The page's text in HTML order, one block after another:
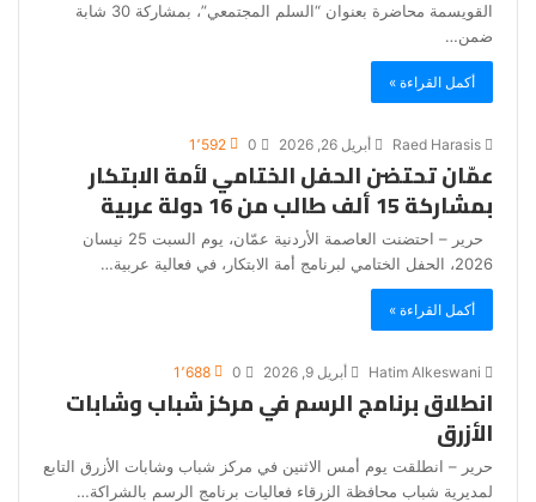
القويسمة محاضرة بعنوان “السلم المجتمعي”، بمشاركة 30 شابة
ضمن…
أكمل القراءة »
أبريل 26, 2026 1٬592
عمّان تحتضن الحفل الختامي لأمة الابتكار
بمشاركة 15 ألف طالب من 16 دولة عربية
حرير – احتضنت العاصمة الأردنية عمّان، يوم السبت 25 نيسان
2026، الحفل الختامي لبرنامج أمة الابتكار، في فعالية عربية…
أكمل القراءة »
أبريل 9, 2026 1٬688
انطلاق برنامج الرسم في مركز شباب وشابات
الأزرق
حرير – انطلقت يوم أمس الاثنين في مركز شباب وشابات الأزرق التابع
لمديرية شباب محافظة الزرقاء فعاليات برنامج الرسم بالشراكة…